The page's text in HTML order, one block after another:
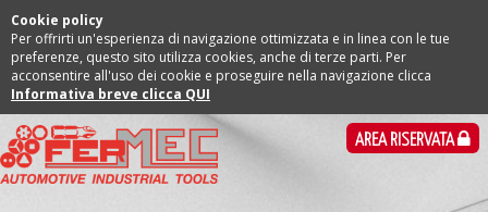
Cookie policy
Per offrirti un'esperienza di navigazione ottimizzata e in linea con le tue
preferenze, questo sito utilizza cookies, anche di terze parti. Per
acconsentire all'uso dei cookie e proseguire nella navigazione clicca
Informativa breve clicca QUI
AREA RISERVATA